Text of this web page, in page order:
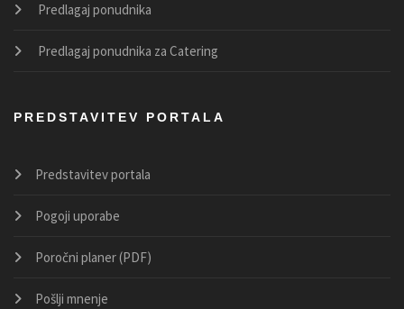
Predlagaj ponudnika
Predlagaj ponudnika za Catering
PREDSTAVITEV PORTALA
Predstavitev portala
Pogoji uporabe
Poročni planer (PDF)
Pošlji mnenje